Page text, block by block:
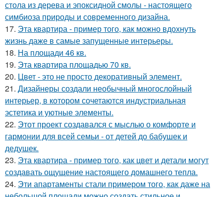
стола из дерева и эпоксидной смолы - настоящего
симбиоза природы и современного дизайна.
17. Эта квартира - пример того, как можно вдохнуть
жизнь даже в самые запущенные интерьеры.
18. На площади 46 кв.
19. Эта квартира площадью 70 кв.
20. Цвет - это не просто декоративный элемент.
21. Дизайнеры создали необычный многослойный
интерьер, в котором сочетаются индустриальная
эстетика и уютные элементы.
22. Этот проект создавался с мыслью о комфорте и
гармонии для всей семьи - от детей до бабушек и
дедушек.
23. Эта квартира - пример того, как цвет и детали могут
создавать ощущение настоящего домашнего тепла.
24. Эти апартаменты стали примером того, как даже на